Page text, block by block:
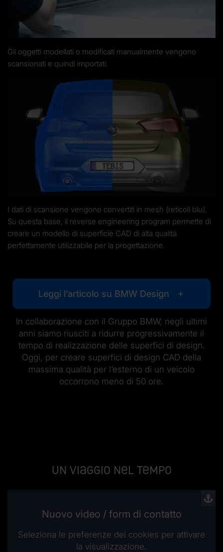
Gli oggetti modellati o modificati manualmente vengono
scansionati e quindi importati.
I dati di scansione vengono convertiti in mesh (reticoli blu).
Su questa base, il reverse engineering program permette di
creare un modello di superficie CAD di alta qualità
perfettamente utilizzabile per la progettazione.
Leggi l’articolo su BMW Design
In collaborazione con il Gruppo BMW, negli ultimi
anni siamo riusciti a ridurre progressivamente il
tempo di realizzazione delle superfici di design.
Oggi, per creare superfici di design CAD della
massima qualità per l’esterno di un veicolo
occorrono meno di 50 ore.
Un viaggio nel tempo
Nuovo video / form di contatto
Seleziona le preferenze dei cookies per attivare
la visualizzazione.